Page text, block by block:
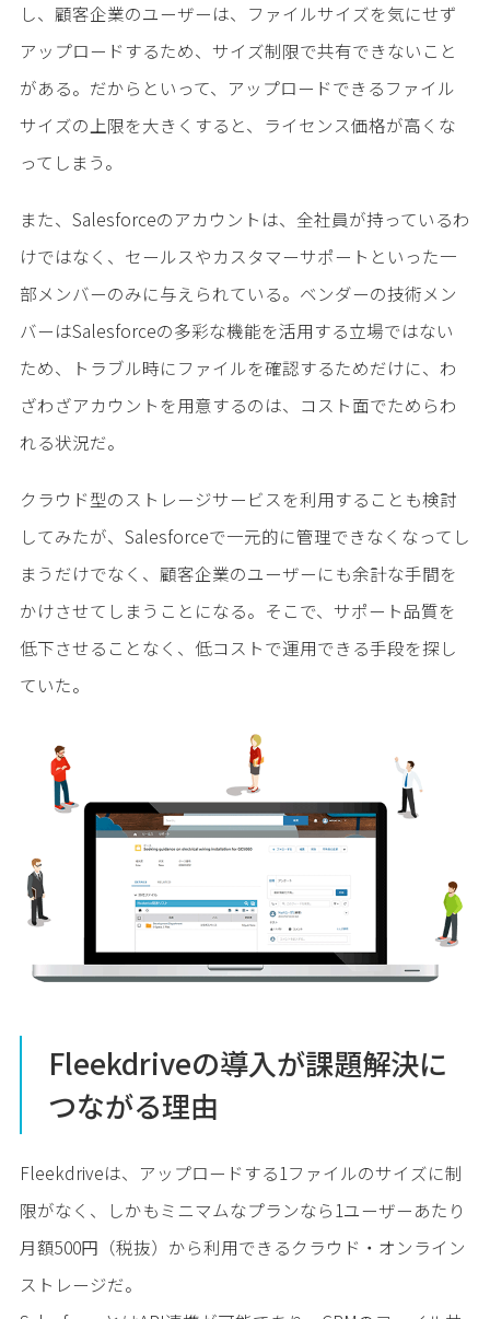
し、顧客企業のユーザーは、ファイルサイズを気にせず
アップロードするため、サイズ制限で共有できないこと
がある。だからといって、アップロードできるファイル
サイズの上限を大きくすると、ライセンス価格が高くな
ってしまう。
また、Salesforceのアカウントは、全社員が持っているわ
けではなく、セールスやカスタマーサポートといった一
部メンバーのみに与えられている。ベンダーの技術メン
バーはSalesforceの多彩な機能を活用する立場ではない
ため、トラブル時にファイルを確認するためだけに、わ
ざわざアカウントを用意するのは、コスト面でためらわ
れる状況だ。
クラウド型のストレージサービスを利用することも検討
してみたが、Salesforceで一元的に管理できなくなってし
まうだけでなく、顧客企業のユーザーにも余計な手間を
かけさせてしまうことになる。そこで、サポート品質を
低下させることなく、低コストで運用できる手段を探し
ていた。
Fleekdriveの導入が課題解決に
つながる理由
Fleekdriveは、アップロードする1ファイルのサイズに制
限がなく、しかもミニマムなプランなら1ユーザーあたり
月額500円（税抜）から利用できるクラウド・オンライン
ストレージだ。